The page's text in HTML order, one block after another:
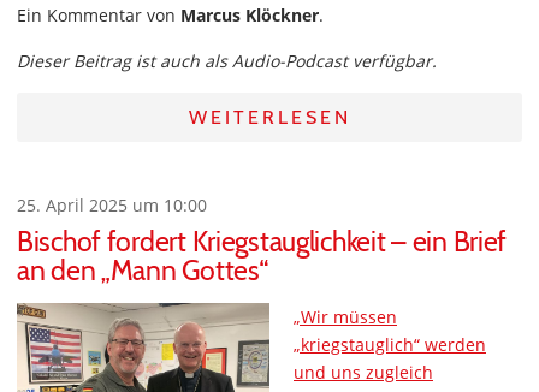
Ein Kommentar von Marcus Klöckner.
Dieser Beitrag ist auch als Audio-Podcast verfügbar.
WEITERLESEN
25. April 2025 um 10:00
Bischof fordert Kriegstauglichkeit – ein Brief
an den „Mann Gottes“
„Wir müssen
„kriegstauglich“ werden
und uns zugleich